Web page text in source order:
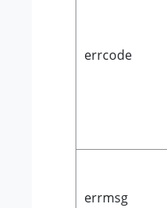
errcode
errmsg